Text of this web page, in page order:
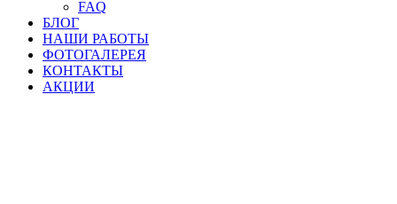
FAQ
БЛОГ
НАШИ РАБОТЫ
ФОТОГАЛЕРЕЯ
КОНТАКТЫ
АКЦИИ